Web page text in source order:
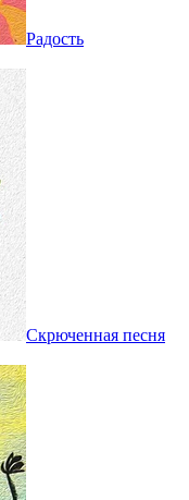
Радость
Скрюченная песня